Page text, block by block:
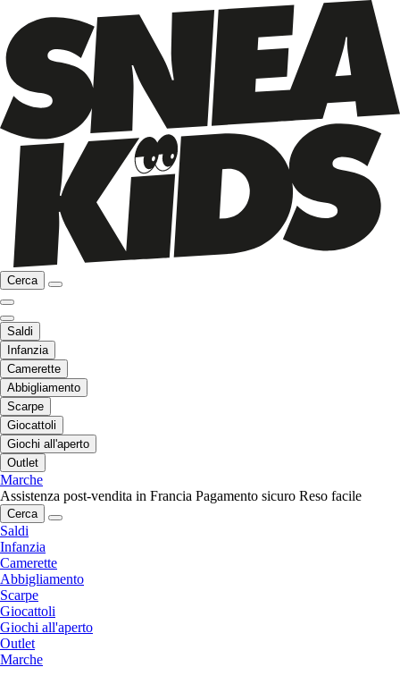
Cerca
Saldi
Infanzia
Camerette
Abbigliamento
Scarpe
Giocattoli
Giochi all'aperto
Outlet
Marche
Assistenza post-vendita in Francia Pagamento sicuro Reso facile
Cerca
Saldi
Infanzia
Camerette
Abbigliamento
Scarpe
Giocattoli
Giochi all'aperto
Outlet
Marche